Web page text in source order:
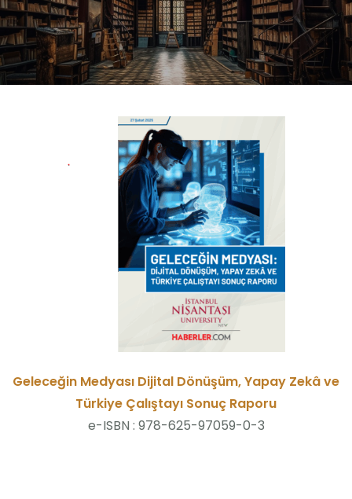
Geleceğin Medyası Dijital Dönüşüm, Yapay Zekâ ve
Türkiye Çalıştayı Sonuç Raporu
e-ISBN : 978-625-97059-0-3